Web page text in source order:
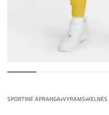
SPORTINĖ APRANGA›VYRAMS›KELNĖS